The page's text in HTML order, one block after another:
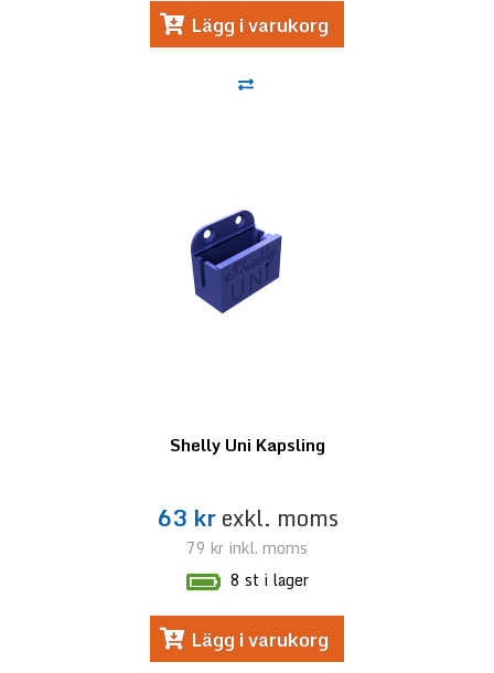
Lägg i varukorg
Shelly Uni Kapsling
63 krexkl. moms
79 kr inkl. moms
8 st i lager
Lägg i varukorg